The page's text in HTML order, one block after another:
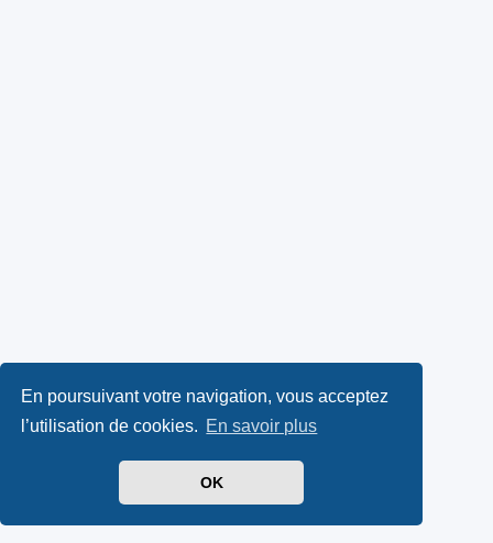
En poursuivant votre navigation, vous acceptez
l’utilisation de cookies. En savoir plus
OK